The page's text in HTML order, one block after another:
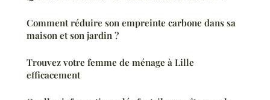
Comment réduire son empreinte carbone dans sa
maison et son jardin ?
Trouvez votre femme de ménage à Lille
efficacement